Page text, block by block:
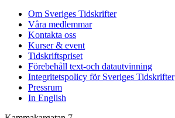
Om Sveriges Tidskrifter
Våra medlemmar
Kontakta oss
Kurser & event
Tidskriftspriset
Förebehåll text-och datautvinning
Integritetspolicy för Sveriges Tidskrifter
Pressrum
In English